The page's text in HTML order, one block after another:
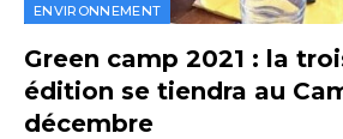
ENVIRONNEMENT
Green camp 2021 : la
édition se tiendra au
décembre